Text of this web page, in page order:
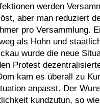
werden
aber man reduziert
pro Versammlung.
als Hohn und
wurde die neue
Protest
kam es überall zu
anpasst. Der
kundzutun, so